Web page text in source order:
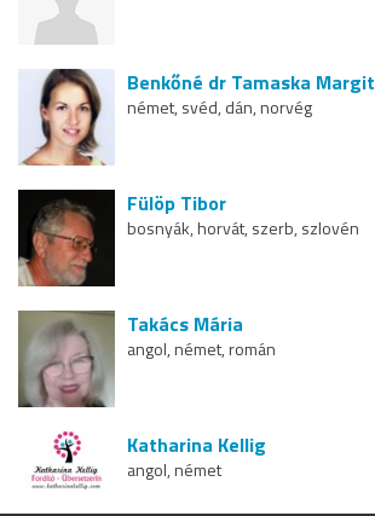
Benkőné dr Tamaska Margit
német, svéd, dán, norvég
Fülöp Tibor
bosnyák, horvát, szerb, szlovén
Takács Mária
angol, német, román
Katharina Kellig
angol, német